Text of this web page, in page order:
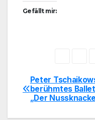
Gefällt mir:
Peter
berühmtes
„Der